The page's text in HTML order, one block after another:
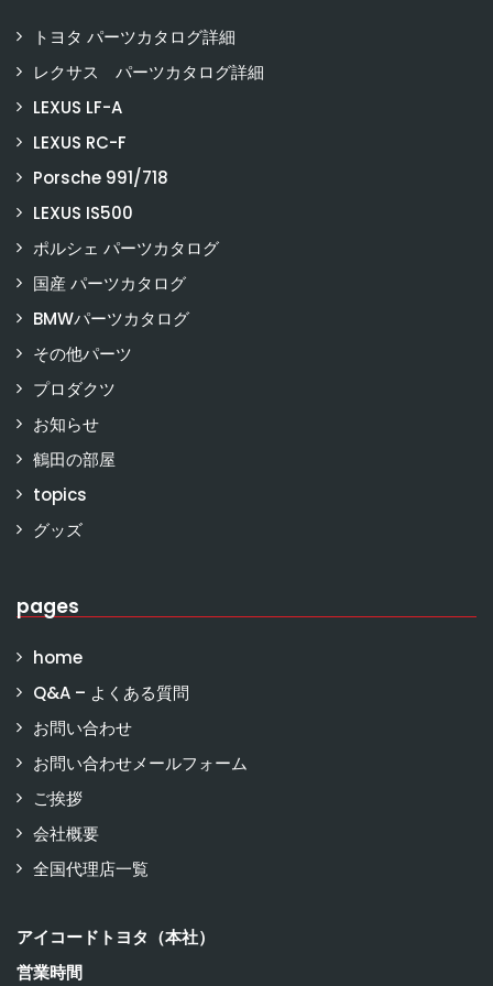
トヨタ パーツカタログ詳細
レクサス パーツカタログ詳細
LEXUS LF-A
LEXUS RC-F
Porsche 991/718
LEXUS IS500
ポルシェ パーツカタログ
国産 パーツカタログ
BMWパーツカタログ
その他パーツ
プロダクツ
お知らせ
鶴田の部屋
topics
グッズ
pages
home
Q&A – よくある質問
お問い合わせ
お問い合わせメールフォーム
ご挨拶
会社概要
全国代理店一覧
アイコードトヨタ（本社）
営業時間